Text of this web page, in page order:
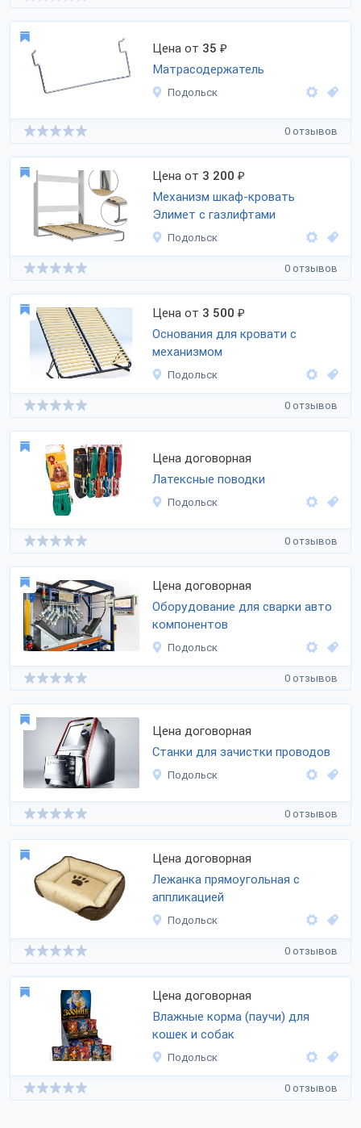
Цена от 35 ₽
Матрасодержатель
Подольск
0 отзывов
Цена от 3 200 ₽
Механизм шкаф-кровать
Элимет с газлифтами
Подольск
0 отзывов
Цена от 3 500 ₽
Основания для кровати с
механизмом
Подольск
0 отзывов
Цена договорная
Латексные поводки
Подольск
0 отзывов
Цена договорная
Оборудование для сварки авто
компонентов
Подольск
0 отзывов
Цена договорная
Станки для зачистки проводов
Подольск
0 отзывов
Цена договорная
Лежанка прямоугольная с
аппликацией
Подольск
0 отзывов
Цена договорная
Влажные корма (паучи) для
кошек и собак
Подольск
0 отзывов